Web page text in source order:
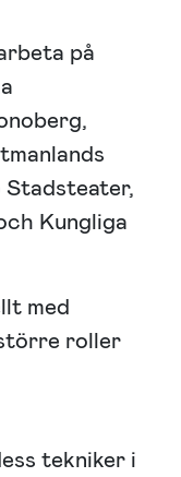
på
Stadsteater,
Kungliga
med
roller
tekniker i